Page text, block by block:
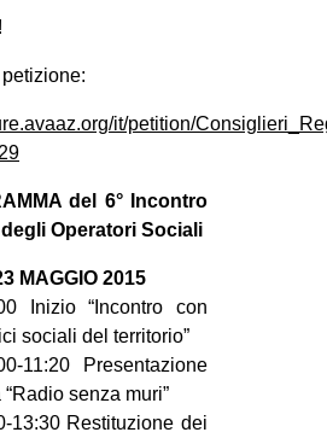
petizione:
it/petition/
del 6° Incontro
Operatori Sociali
MAGGIO 2015
Inizio “Incontro con
sociali del territorio”
11:20 Presentazione
senza muri”
13:30 Restituzione dei